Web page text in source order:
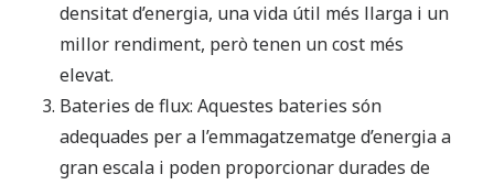
densitat d’energia, una vida útil més llarga i un
millor rendiment, però tenen un cost més
elevat.
Bateries de flux: Aquestes bateries són
adequades per a l’emmagatzematge d’energia a
gran escala i poden proporcionar durades de